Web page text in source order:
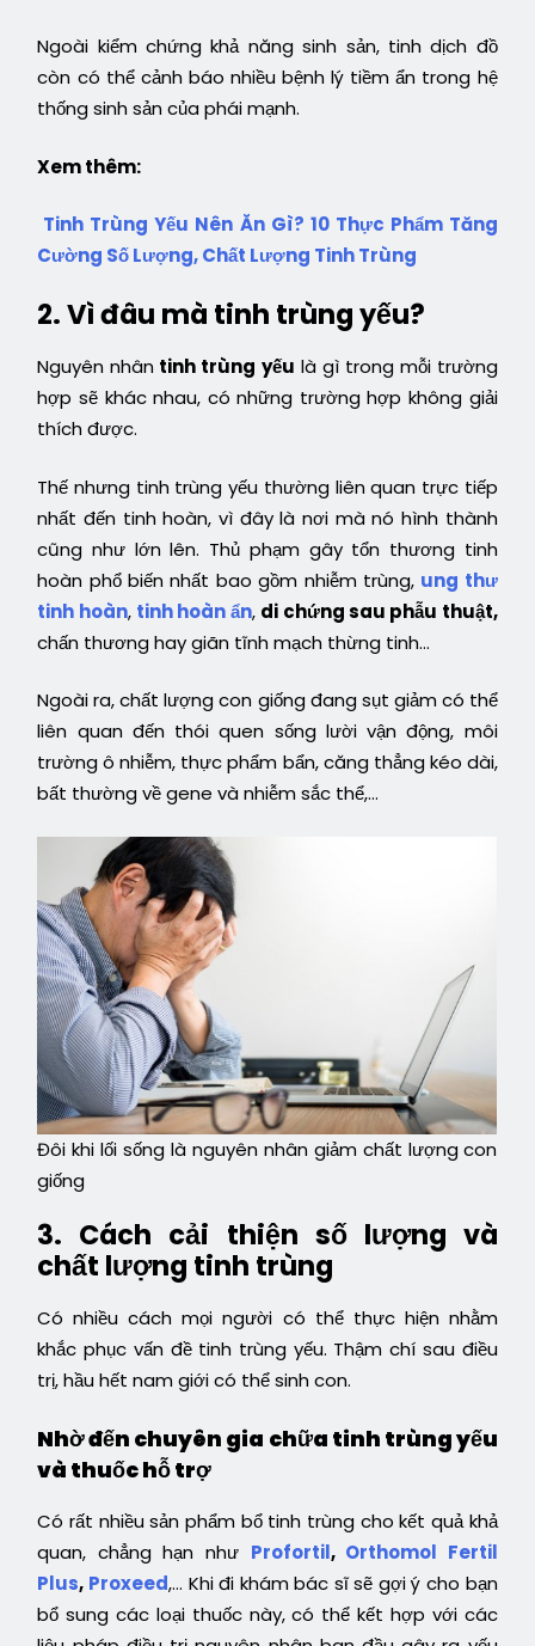
Ngoài kiểm chứng khả năng sinh sản, tinh dịch đồ
còn có thể cảnh báo nhiều bệnh lý tiềm ẩn trong hệ
thống sinh sản của phái mạnh.
Xem thêm:
Tinh Trùng Yếu Nên Ăn Gì? 10 Thực Phẩm Tăng
Cường Số Lượng, Chất Lượng Tinh Trùng
2. Vì đâu mà tinh trùng yếu?
Nguyên nhân tinh trùng yếu là gì trong mỗi trường
hợp sẽ khác nhau, có những trường hợp không giải
thích được.
Thế nhưng tinh trùng yếu thường liên quan trực tiếp
nhất đến tinh hoàn, vì đây là nơi mà nó hình thành
cũng như lớn lên. Thủ phạm gây tổn thương tinh
hoàn phổ biến nhất bao gồm nhiễm trùng, ung thư
tinh hoàn, tinh hoàn ẩn, di chứng sau phẫu thuật,
chấn thương hay giãn tĩnh mạch thừng tinh…
Ngoài ra, chất lượng con giống đang sụt giảm có thể
liên quan đến thói quen sống lười vận động, môi
trường ô nhiễm, thực phẩm bẩn, căng thẳng kéo dài,
bất thường về gene và nhiễm sắc thể,…
Đôi khi lối sống là nguyên nhân giảm chất lượng con
giống
3. Cách cải thiện số lượng và
chất lượng tinh trùng
Có nhiều cách mọi người có thể thực hiện nhằm
khắc phục vấn đề tinh trùng yếu. Thậm chí sau điều
trị, hầu hết nam giới có thể sinh con.
Nhờ đến chuyên gia chữa tinh trùng yếu
và thuốc hỗ trợ
Có rất nhiều sản phẩm bổ tinh trùng cho kết quả khả
quan, chẳng hạn như Profortil, Orthomol Fertil
Plus, Proxeed,… Khi đi khám bác sĩ sẽ gợi ý cho bạn
bổ sung các loại thuốc này, có thể kết hợp với các